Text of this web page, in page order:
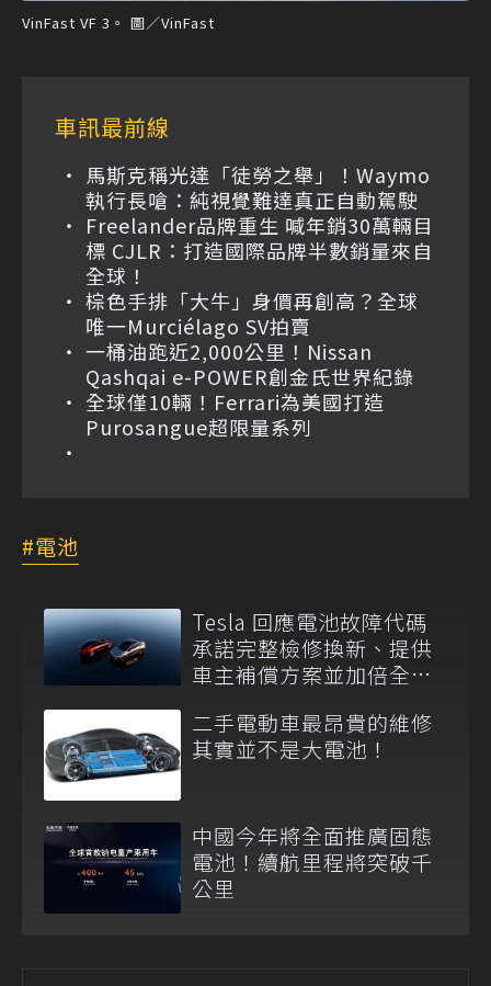
VinFast VF 3。 圖／VinFast
車訊最前線
馬斯克稱光達「徒勞之舉」！Waymo
執行長嗆：純視覺難達真正自動駕駛
Freelander品牌重生 喊年銷30萬輛目
標 CJLR：打造國際品牌半數銷量來自
全球！
棕色手排「大牛」身價再創高？全球
唯一Murciélago SV拍賣
一桶油跑近2,000公里！Nissan
Qashqai e-POWER創金氏世界紀錄
全球僅10輛！Ferrari為美國打造
Purosangue超限量系列
電池
Tesla 回應電池故障代碼
承諾完整檢修換新、提供
車主補償方案並加倍全台
二手電動車最昂貴的維修
其實並不是大電池！
中國今年將全面推廣固態
電池！續航里程將突破千
公里